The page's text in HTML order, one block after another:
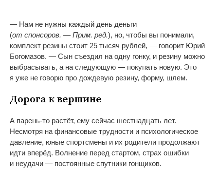
— Нам не нужны каждый день деньги
(от спонсоров. — Прим. ред.), но, чтобы вы понимали,
комплект резины стоит 25 тысяч рублей, — говорит Юрий
Богомазов. — Сын съездил на одну гонку, и резину можно
выбрасывать, а на следующую — покупать новую. Это
я уже не говорю про дождевую резину, форму, шлем.
Дорога квершине
А парень-то растёт, ему сейчас шестнадцать лет.
Несмотря на финансовые трудности и психологическое
давление, юные спортсмены и их родители продолжают
идти вперёд. Волнение перед стартом, страх ошибки
и неудачи — постоянные спутники гонщиков.